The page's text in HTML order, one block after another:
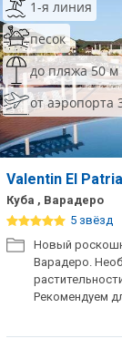
1-я линия
песок
до пляжа 50 м
от аэропорта
Valentin El
Куба , Варадеро
5 звёзд
Новый
Варадеро.
Рекомендуем